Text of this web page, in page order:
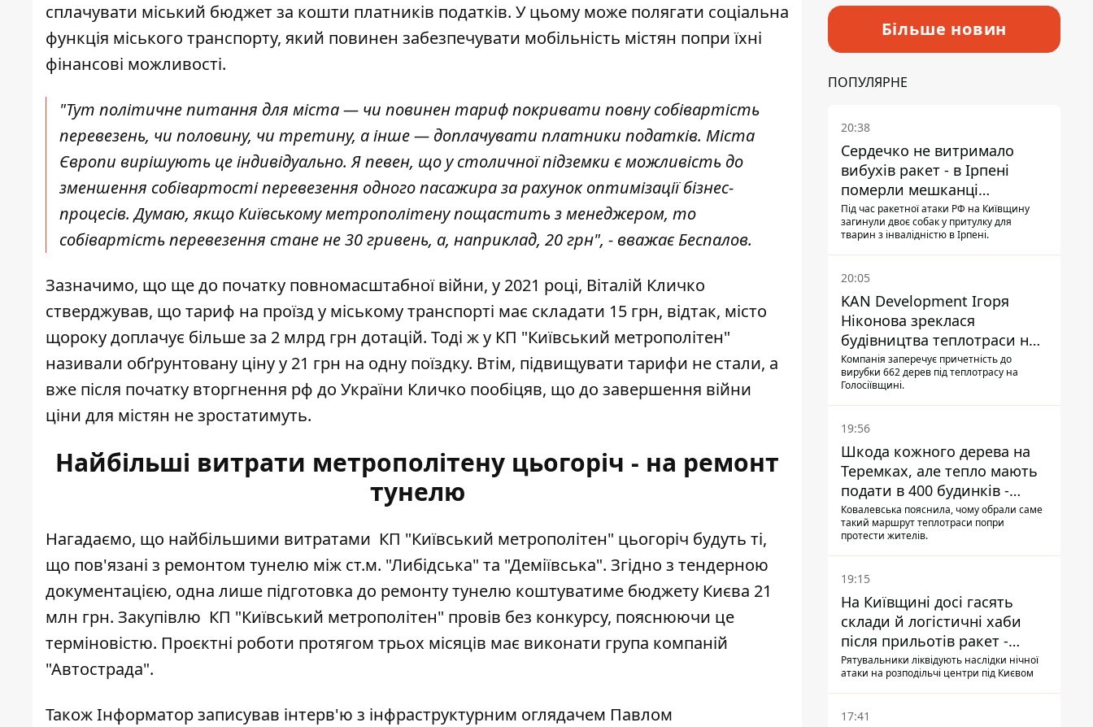
сплачувати міський бюджет за кошти платників податків. У цьому може полягати соціальна
функція міського транспорту, який повинен забезпечувати мобільність містян попри їхні
фінансові можливості.
"Тут політичне питання для міста — чи повинен тариф покривати повну собівартість
перевезень, чи половину, чи третину, а інше — доплачувати платники податків. Міста
Європи вирішують це індивідуально. Я певен, що у столичної підземки є можливість до
зменшення собівартості перевезення одного пасажира за рахунок оптимізації бізнес-
процесів. Думаю, якщо Київському метрополітену пощастить з менеджером, то
собівартість перевезення стане не 30 гривень, а, наприклад, 20 грн", - вважає Беспалов.
Зазначимо, що ще до початку повномасштабної війни, у 2021 році, Віталій Кличко
стверджував, що тариф на проїзд у міському транспорті має складати 15 грн, відтак, місто
щороку доплачує більше за 2 млрд грн дотацій. Тоді ж у КП "Київський метрополітен"
називали обґрунтовану ціну у 21 грн на одну поїздку. Втім, підвищувати тарифи не стали, а
вже після початку вторгнення рф до України Кличко пообіцяв, що до завершення війни
ціни для містян не зростатимуть.
Найбільші витрати метрополітену цьогоріч - на ремонт
тунелю
Нагадаємо, що найбільшими витратами КП "Київський метрополітен" цьогоріч будуть ті,
що пов'язані з ремонтом тунелю між ст.м. "Либідська" та "Деміївська". Згідно з тендерною
документацією, одна лише підготовка до ремонту тунелю коштуватиме бюджету Києва 21
млн грн. Закупівлю КП "Київський метрополітен" провів без конкурсу, пояснюючи це
терміновістю. Проєктні роботи протягом трьох місяців має виконати група компаній
"Автострада".
Також Інформатор записував інтерв'ю з інфраструктурним оглядачем Павлом
Більше новин
ПОПУЛЯРНЕ
20:38
Сердечко не витримало
вибухів ракет - в Ірпені
померли мешканці
притулку для собак з
інвалідністю
Під час ракетної атаки РФ на Київщину
загинули двоє собак у притулку для
тварин з інвалідністю в Ірпені.
20:05
KAN Development Ігоря
Ніконова зреклася
будівництва теплотраси на
Теремках
Компанія заперечує причетність до
вирубки 662 дерев під теплотрасу на
Голосіївщині.
19:56
Шкода кожного дерева на
Теремках, але тепло мають
подати в 400 будинків -
депутатка Київради
Ковалевська пояснила, чому обрали саме
такий маршрут теплотраси попри
протести жителів.
19:15
На Київщині досі гасять
склади й логістичні хаби
після прильотів ракет -
ДСНС
Рятувальники ліквідують наслідки нічної
атаки на розподільчі центри під Києвом
17:41